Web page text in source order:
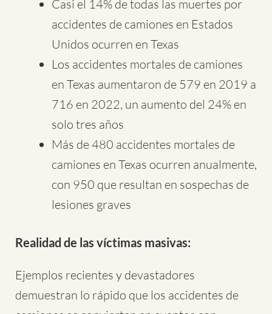
Casi el 14% de todas las muertes por
accidentes de camiones en Estados
Unidos ocurren en Texas
Los accidentes mortales de camiones
en Texas aumentaron de 579 en 2019 a
716 en 2022, un aumento del 24% en
solo tres años
Más de 480 accidentes mortales de
camiones en Texas ocurren anualmente,
con 950 que resultan en sospechas de
lesiones graves
Realidad de las víctimas masivas:
Ejemplos recientes y devastadores
demuestran lo rápido que los accidentes de